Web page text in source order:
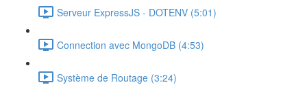
Serveur ExpressJS - DOTENV (5:01)
Connection avec MongoDB (4:53)
Système de Routage (3:24)